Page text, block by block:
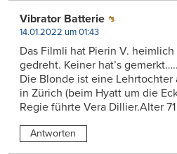
Vibrator Batterie
14.01.2022 um 01:43
Das Filmli hat Pierin V.
gedreht. Keiner hat’s gemerkt…..
Die Blonde ist eine Lehrtochter
in Zürich (beim Hyatt um die
Regie führte Vera Dillier.Alter 71
Antworten